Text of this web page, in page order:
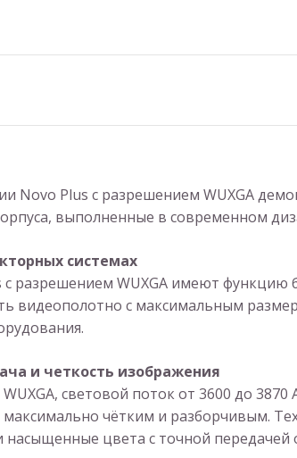
Novo Plus с разрешением WUXGA
выполненные в современном
системах
разрешением WUXGA имеют
видеополотно с максимальным
и четкость изображения
световой поток от 3600 до
чётким и разборчивым.
насыщенные цвета с точной